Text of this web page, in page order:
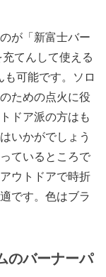
が「新富士バー
てんして使える
可能です。ソロ
ための点火に役
ドア派の方はも
いかがでしょう
ているところで
ウトドアで時折
です。色はブラ
のバーナーパ